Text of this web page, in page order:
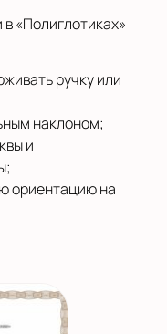
«Полиглотиках»
ручку или
наклоном;
и
ориентацию на